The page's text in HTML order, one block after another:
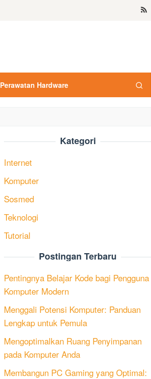
Perawatan Hardware
Kategori
Internet
Komputer
Sosmed
Teknologi
Tutorial
Postingan Terbaru
Pentingnya Belajar Kode bagi Pengguna
Komputer Modern
Menggali Potensi Komputer: Panduan
Lengkap untuk Pemula
Mengoptimalkan Ruang Penyimpanan
pada Komputer Anda
Membangun PC Gaming yang Optimal: